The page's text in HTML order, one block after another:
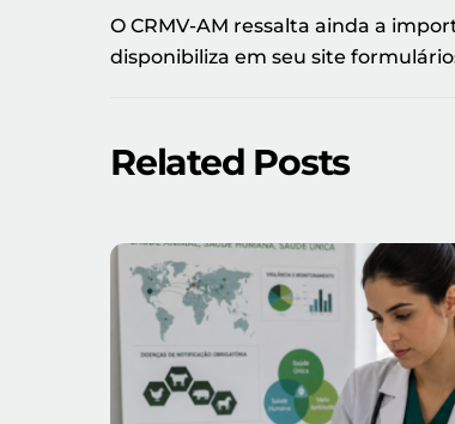
O CRMV-AM ressalta ainda a
disponibiliza em seu site
Related Posts